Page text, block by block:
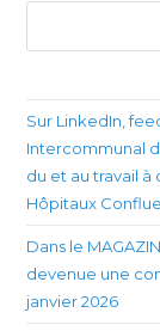
Sur LinkedIn,
Intercommunal
du et au travail à
Hôpitaux
Dans le
devenue une
janvier 2026